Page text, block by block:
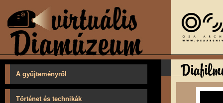
A gyűjteményről
Történet és technikák